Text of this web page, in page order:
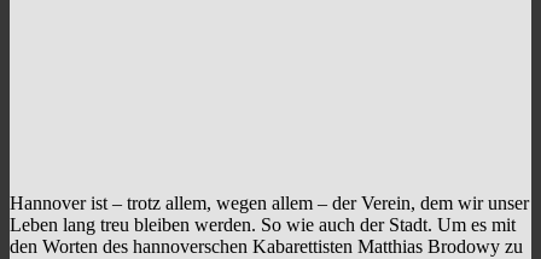
Hannover ist – trotz allem, wegen allem – der Verein, dem wir unser
Leben lang treu bleiben werden. So wie auch der Stadt. Um es mit
den Worten des hannoverschen Kabarettisten Matthias Brodowy zu